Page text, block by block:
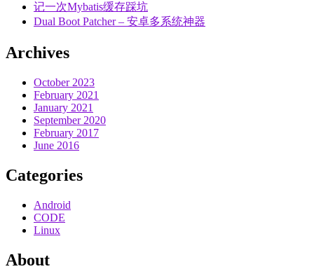
记一次Mybatis缓存踩坑
Dual Boot Patcher – 安卓多系统神器
Archives
October 2023
February 2021
January 2021
September 2020
February 2017
June 2016
Categories
Android
CODE
Linux
About